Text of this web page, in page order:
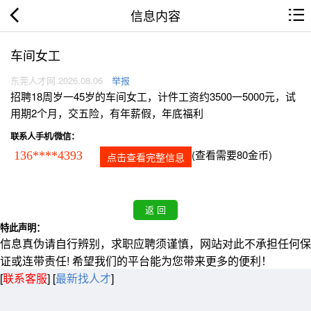
信息内容
车间女工
东莞人才网 2026.08.06 举报
招聘18周岁一45岁的车间女工，计件工资约3500一5000元，试
用期2个月，交五险，有年薪假，年底福利
联系人手机/微信：
136****4393 点击查看完整信息 (查看需要80金币)
特此声明：
信息真伪请自行辨别，求职应聘须谨慎，网站对此不承担任何保
证或连带责任! 希望我们的平台能为您带来更多的便利！
[联系客服] [最新找人才]